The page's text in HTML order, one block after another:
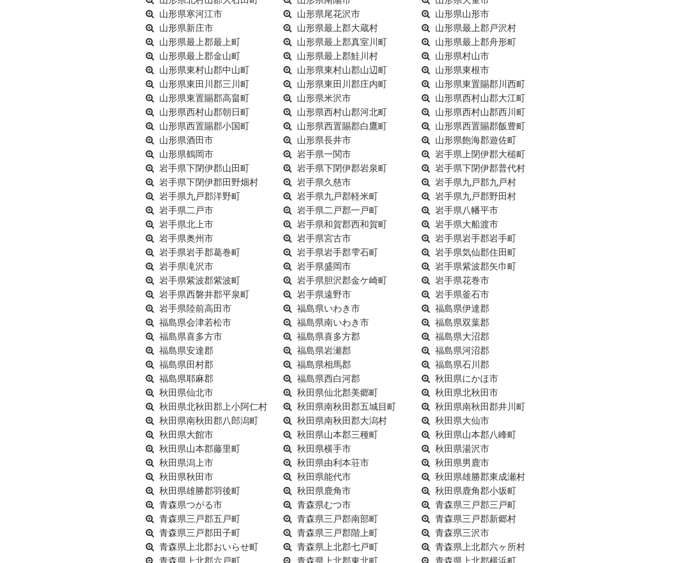
山形県寒河江市
山形県尾花沢市
山形県山形市
山形県新庄市
山形県最上郡大蔵村
山形県最上郡戸沢村
山形県最上郡最上町
山形県最上郡真室川町
山形県最上郡舟形町
山形県最上郡金山町
山形県最上郡鮭川村
山形県村山市
山形県東村山郡中山町
山形県東村山郡山辺町
山形県東根市
山形県東田川郡三川町
山形県東田川郡庄内町
山形県東置賜郡川西町
山形県東置賜郡高畠町
山形県米沢市
山形県西村山郡大江町
山形県西村山郡朝日町
山形県西村山郡河北町
山形県西村山郡西川町
山形県西置賜郡小国町
山形県西置賜郡白鷹町
山形県西置賜郡飯豊町
山形県酒田市
山形県長井市
山形県飽海郡遊佐町
山形県鶴岡市
岩手県一関市
岩手県上閉伊郡大槌町
岩手県下閉伊郡山田町
岩手県下閉伊郡岩泉町
岩手県下閉伊郡普代村
岩手県下閉伊郡田野畑村
岩手県久慈市
岩手県九戸郡九戸村
岩手県九戸郡洋野町
岩手県九戸郡軽米町
岩手県九戸郡野田村
岩手県二戸市
岩手県二戸郡一戸町
岩手県八幡平市
岩手県北上市
岩手県和賀郡西和賀町
岩手県大船渡市
岩手県奥州市
岩手県宮古市
岩手県岩手郡岩手町
岩手県岩手郡葛巻町
岩手県岩手郡雫石町
岩手県気仙郡住田町
岩手県滝沢市
岩手県盛岡市
岩手県紫波郡矢巾町
岩手県紫波郡紫波町
岩手県胆沢郡金ケ崎町
岩手県花巻市
岩手県西磐井郡平泉町
岩手県遠野市
岩手県釜石市
岩手県陸前高田市
福島県いわき市
福島県伊達郡
福島県会津若松市
福島県南いわき市
福島県双葉郡
福島県喜多方市
福島県喜多方郡
福島県大沼郡
福島県安達郡
福島県岩瀬郡
福島県河沼郡
福島県田村郡
福島県相馬郡
福島県石川郡
福島県耶麻郡
福島県西白河郡
秋田県にかほ市
秋田県仙北市
秋田県仙北郡美郷町
秋田県北秋田市
秋田県北秋田郡上小阿仁村
秋田県南秋田郡五城目町
秋田県南秋田郡井川町
秋田県南秋田郡八郎潟町
秋田県南秋田郡大潟村
秋田県大仙市
秋田県大館市
秋田県山本郡三種町
秋田県山本郡八峰町
秋田県山本郡藤里町
秋田県横手市
秋田県湯沢市
秋田県潟上市
秋田県由利本荘市
秋田県男鹿市
秋田県秋田市
秋田県能代市
秋田県雄勝郡東成瀬村
秋田県雄勝郡羽後町
秋田県鹿角市
秋田県鹿角郡小坂町
青森県つがる市
青森県むつ市
青森県三戸郡三戸町
青森県三戸郡五戸町
青森県三戸郡南部町
青森県三戸郡新郷村
青森県三戸郡田子町
青森県三戸郡階上町
青森県三沢市
青森県上北郡おいらせ町
青森県上北郡七戸町
青森県上北郡六ヶ所村
青森県上北郡六戸町
青森県上北郡東北町 青森県上北郡横浜町